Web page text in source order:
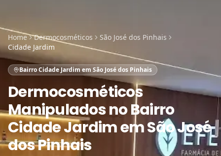
Home Dermocosméticos
São José dos Pinhais
Cidade Jardim
Bairro Cidade Jardim em São José dos Pinhais
Dermocosméticos
ManipuladosnoBairro
Cidade Jardim em São José
dos Pinhais